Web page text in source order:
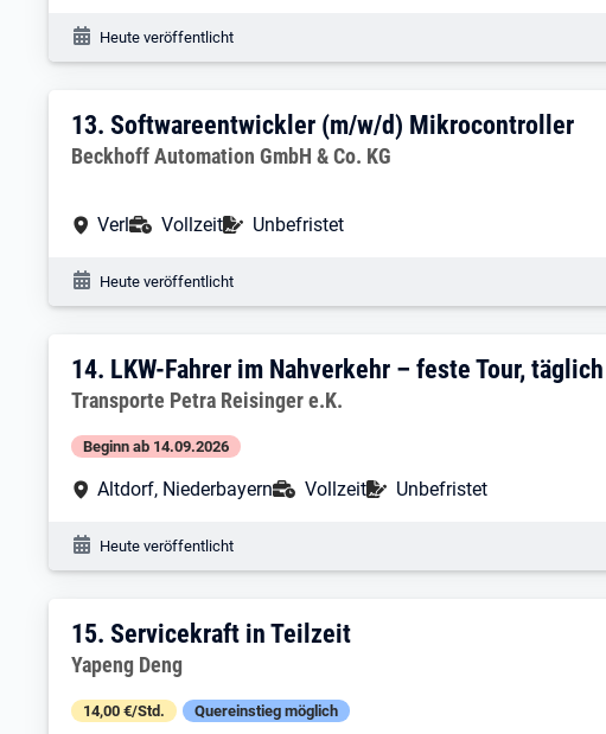
Veröffentlichungsdatum:
Heute veröffentlicht
13. Ergebnis: Softwareentwickler (m/w/
13.Softwareentwickler (m/w/d) Mikrocontroller
Arbeitgeber:
Beckhoff Automation GmbH & Co. KG
Arbeitsort:
Verl Anstellungsart:
Vollzeit Befristung:
Unbefristet
Veröffentlichungsdatum:
Heute veröffentlicht
14. Ergebnis: LKW-Fahrer im
14. LKW-Fahrer im Nahverkehr – feste Tour,
Arbeitgeber:
Transporte Petra Reisinger e.K.
Beginn ab 14.09.2026
Arbeitsort:
Altdorf, Niederbayern Anstellungsart:
Vollzeit Befristung:
Unbefristet
Veröffentlichungsdatum:
Heute veröffentlicht
15. Ergebnis: Servicekraft in Teilzeit
15.Servicekraft in Teilzeit
Arbeitgeber:
Yapeng Deng
14,00 €/Std. Quereinstieg möglich